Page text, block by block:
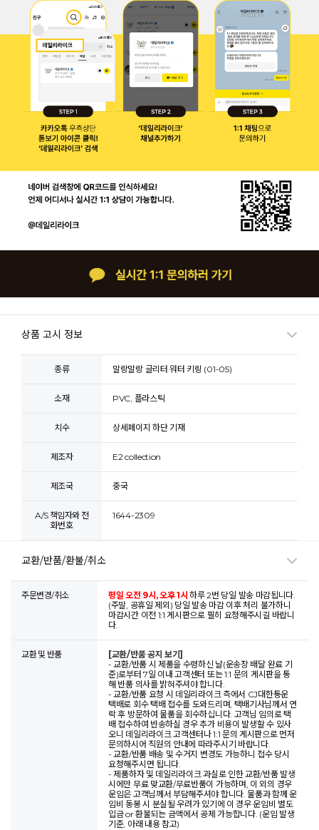
상품 고시 정보
종류 말랑말랑 글리터 워터 키링 (01-05)
소재 PVC, 플라스틱
치수 상세페이지 하단 기재
제조자 E2 collection
제조국 중국
A/S 책임자와 전
화번호
1644-2309
교환/반품/환불/취소
주문변경/취소 평일 오전 9시, 오후 1시하루 2번 당일 발송 마감됩니다.
(주말, 공휴일 제외) 당일 발송 마감 이후 처리 불가하니
마감시간 이전 1:1 게시판으로 필히 요청해주시길 바랍니
다.
교환 및 반품
[교환/반품 공지 보기]
- 교환/반품 시 제품을 수령하신 날(운송장 배달 완료 기
준)로부터 7일 이내 고객센터 또는 1:1 문의 게시판을 통
해 반품 의사를 밝혀주셔야 합니다.
- 교환/반품 요청 시 데일리라이크 측에서 CJ대한통운
택배로 회수 택배 접수를 도와드리며, 택배기사님께서 연
락 후 방문하여 물품을 회수하십니다. 고객님 임의로 택
배 접수하여 반송하실 경우 추가 비용이 발생할 수 있사
오니 데일리라이크 고객센터나 1:1 문의 게시판으로 먼저
문의하시어 직원의 안내에 따라주시기 바랍니다.
- 교환/반품 배송 및 수거지 변경도 가능하니 접수 당시
요청해주시면 됩니다.
- 제품하자 및 데일리라이크 과실로 인한 교환/반품 발생
시에만 무료 맞교환/무료반품이 가능하며, 이 외의 경우
운임은 고객님께서 부담해주셔야 합니다. 물품과 함께 운
임비 동봉 시 분실될 우려가 있기에 이 경우 운임비 별도
입금 or 환불되는 금액에서 공제 가능합니다. (운임 발생
기준, 아래 내용 참고)